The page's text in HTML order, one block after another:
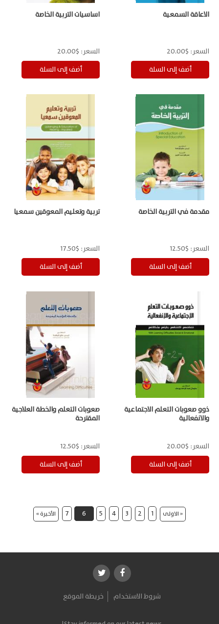
الاعاقة السمعية
السعر: $20.00
اساسيات التربية الخاصة
السعر: $20.00
مقدمة في التربية الخاصة
السعر: $12.50
تربية وتعليم المعوقين سمعيا
السعر: $17.50
ذوو صعوبات التعلم الاجتماعية
والانفعالية
السعر: $20.00
صعوبات التعلم والخطة العلاجية
المقترحة
السعر: $12.50
« الاولى 1
2
3
4
5
6
7 الأخيرة »
شروط الاستخدام خريطة الموقع